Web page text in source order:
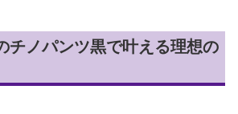
チノパンツ黒で叶える理想の